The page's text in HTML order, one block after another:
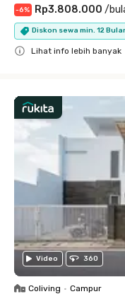
-6% Rp3.808.000 /
Diskon sewa min. 12
Lihat info lebih banyak
Video 360
Coliving • Campur